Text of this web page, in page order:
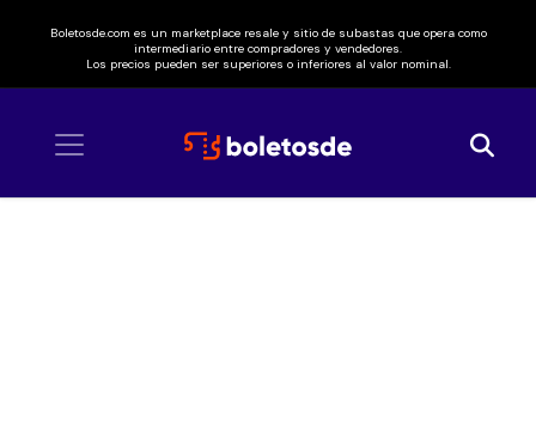
Boletosde.com es un marketplace resale y sitio de subastas que opera como
intermediario entre compradores y vendedores.
Los precios pueden ser superiores o inferiores al valor nominal.